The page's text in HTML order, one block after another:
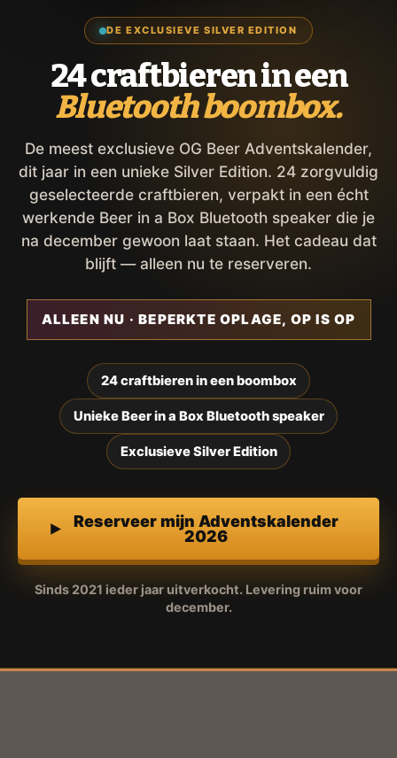
DE EXCLUSIEVE SILVER EDITION
24 craftbieren in een
Bluetooth boombox.
De meest exclusieve OG Beer Adventskalender,
dit jaar in een unieke Silver Edition. 24 zorgvuldig
geselecteerde craftbieren, verpakt in een écht
werkende Beer in a Box Bluetooth speaker die je
na december gewoon laat staan. Het cadeau dat
blijft — alleen nu te reserveren.
ALLEEN NU · BEPERKTE OPLAGE, OP IS OP
24 craftbieren in een boombox
Unieke Beer in a Box Bluetooth speaker
Exclusieve Silver Edition
Reserveer mijn Adventskalender
2026
Sinds 2021 ieder jaar uitverkocht. Levering ruim voor
december.